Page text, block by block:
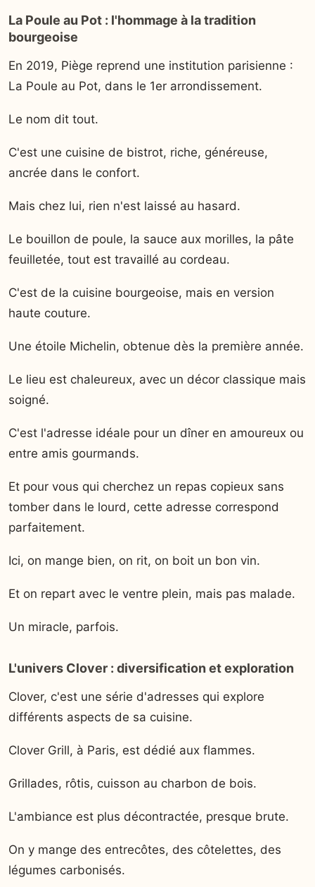
La Poule au Pot : l'hommage à la tradition
bourgeoise
En 2019, Piège reprend une institution parisienne :
La Poule au Pot, dans le 1er arrondissement.
Le nom dit tout.
C'est une cuisine de bistrot, riche, généreuse,
ancrée dans le confort.
Mais chez lui, rien n'est laissé au hasard.
Le bouillon de poule, la sauce aux morilles, la pâte
feuilletée, tout est travaillé au cordeau.
C'est de la cuisine bourgeoise, mais en version
haute couture.
Une étoile Michelin, obtenue dès la première année.
Le lieu est chaleureux, avec un décor classique mais
soigné.
C'est l'adresse idéale pour un dîner en amoureux ou
entre amis gourmands.
Et pour vous qui cherchez un repas copieux sans
tomber dans le lourd, cette adresse correspond
parfaitement.
Ici, on mange bien, on rit, on boit un bon vin.
Et on repart avec le ventre plein, mais pas malade.
Un miracle, parfois.
L'univers Clover : diversification et exploration
Clover, c'est une série d'adresses qui explore
différents aspects de sa cuisine.
Clover Grill, à Paris, est dédié aux flammes.
Grillades, rôtis, cuisson au charbon de bois.
L'ambiance est plus décontractée, presque brute.
On y mange des entrecôtes, des côtelettes, des
légumes carbonisés.